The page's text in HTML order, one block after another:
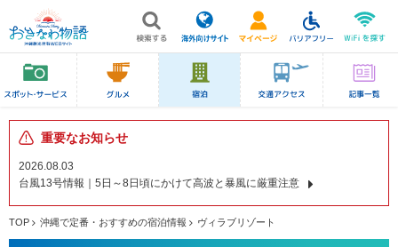
重要なお知らせ
2026.08.03
台風13号情報｜5日～8日頃にかけて高波と暴風に厳重注意
TOP 沖縄で定番・おすすめの宿泊情報 ヴィラブリゾート